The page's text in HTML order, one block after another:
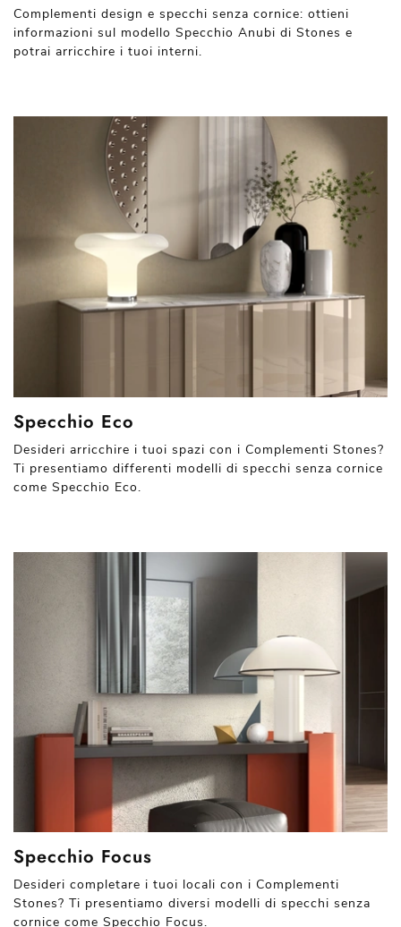
Complementi design e specchi senza cornice: ottieni
informazioni sul modello Specchio Anubi di Stones e
potrai arricchire i tuoi interni.
Specchio Eco
Desideri arricchire i tuoi spazi con i Complementi Stones?
Ti presentiamo differenti modelli di specchi senza cornice
come Specchio Eco.
Specchio Focus
Desideri completare i tuoi locali con i Complementi
Stones? Ti presentiamo diversi modelli di specchi senza
cornice come Specchio Focus.